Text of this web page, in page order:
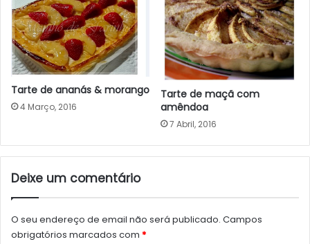
Tarte de ananás & morango
4 Março, 2016
Tarte de maçã com
amêndoa
7 Abril, 2016
Deixe um comentário
O seu endereço de email não será publicado. Campos
obrigatórios marcados com *